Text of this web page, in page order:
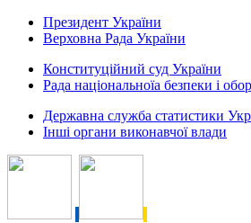
Президент України
Верховна Рада України
Конституційний суд України
Рада національноїа безпеки і
Державна служба статистики
Інші органи виконавчої влади